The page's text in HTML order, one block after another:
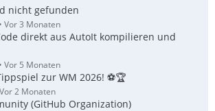
nicht gefunden
Vor 3 Monaten
direkt aus AutoIt kompilieren und
Vor 5 Monaten
zur WM 2026! ⚽🏆
Vor 2 Monaten
(GitHub Organization)